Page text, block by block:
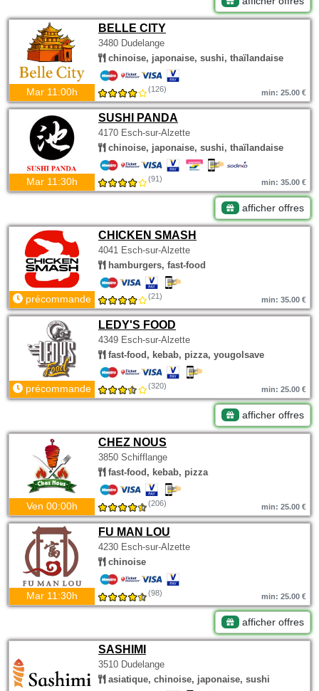
BELLE CITY
3480 Dudelange
chinoise, japonaise, sushi, thaïlandaise
Mar 11:00h (126) min: 25.00 €
SUSHI PANDA
4170 Esch-sur-Alzette
chinoise, japonaise, sushi, thaïlandaise
Mar 11:30h (91) min: 35.00 €
afficher offres
CHICKEN SMASH
4041 Esch-sur-Alzette
hamburgers, fast-food
précommande (21) min: 35.00 €
LEDY'S FOOD
4349 Esch-sur-Alzette
fast-food, kebab, pizza, yougolsave
précommande (320) min: 25.00 €
afficher offres
CHEZ NOUS
3850 Schifflange
fast-food, kebab, pizza
Ven 00:00h (206) min: 25.00 €
FU MAN LOU
4230 Esch-sur-Alzette
chinoise
Mar 11:30h (98) min: 25.00 €
afficher offres
SASHIMI
3510 Dudelange
asiatique, chinoise, japonaise, sushi